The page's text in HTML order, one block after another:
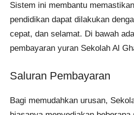
Sistem ini membantu
pendidikan dapat dilakukan
cepat, dan selamat. Di bawah
pembayaran yuran Sekolah Al
Saluran Pembayaran
Bagi memudahkan urusan,